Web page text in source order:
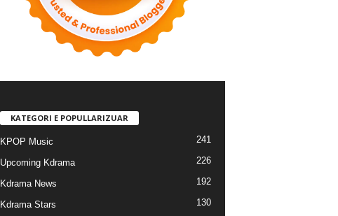
KATEGORI E POPULLARIZUAR
KPOP Music 241
Upcoming Kdrama 226
Kdrama News 192
Kdrama Stars 130